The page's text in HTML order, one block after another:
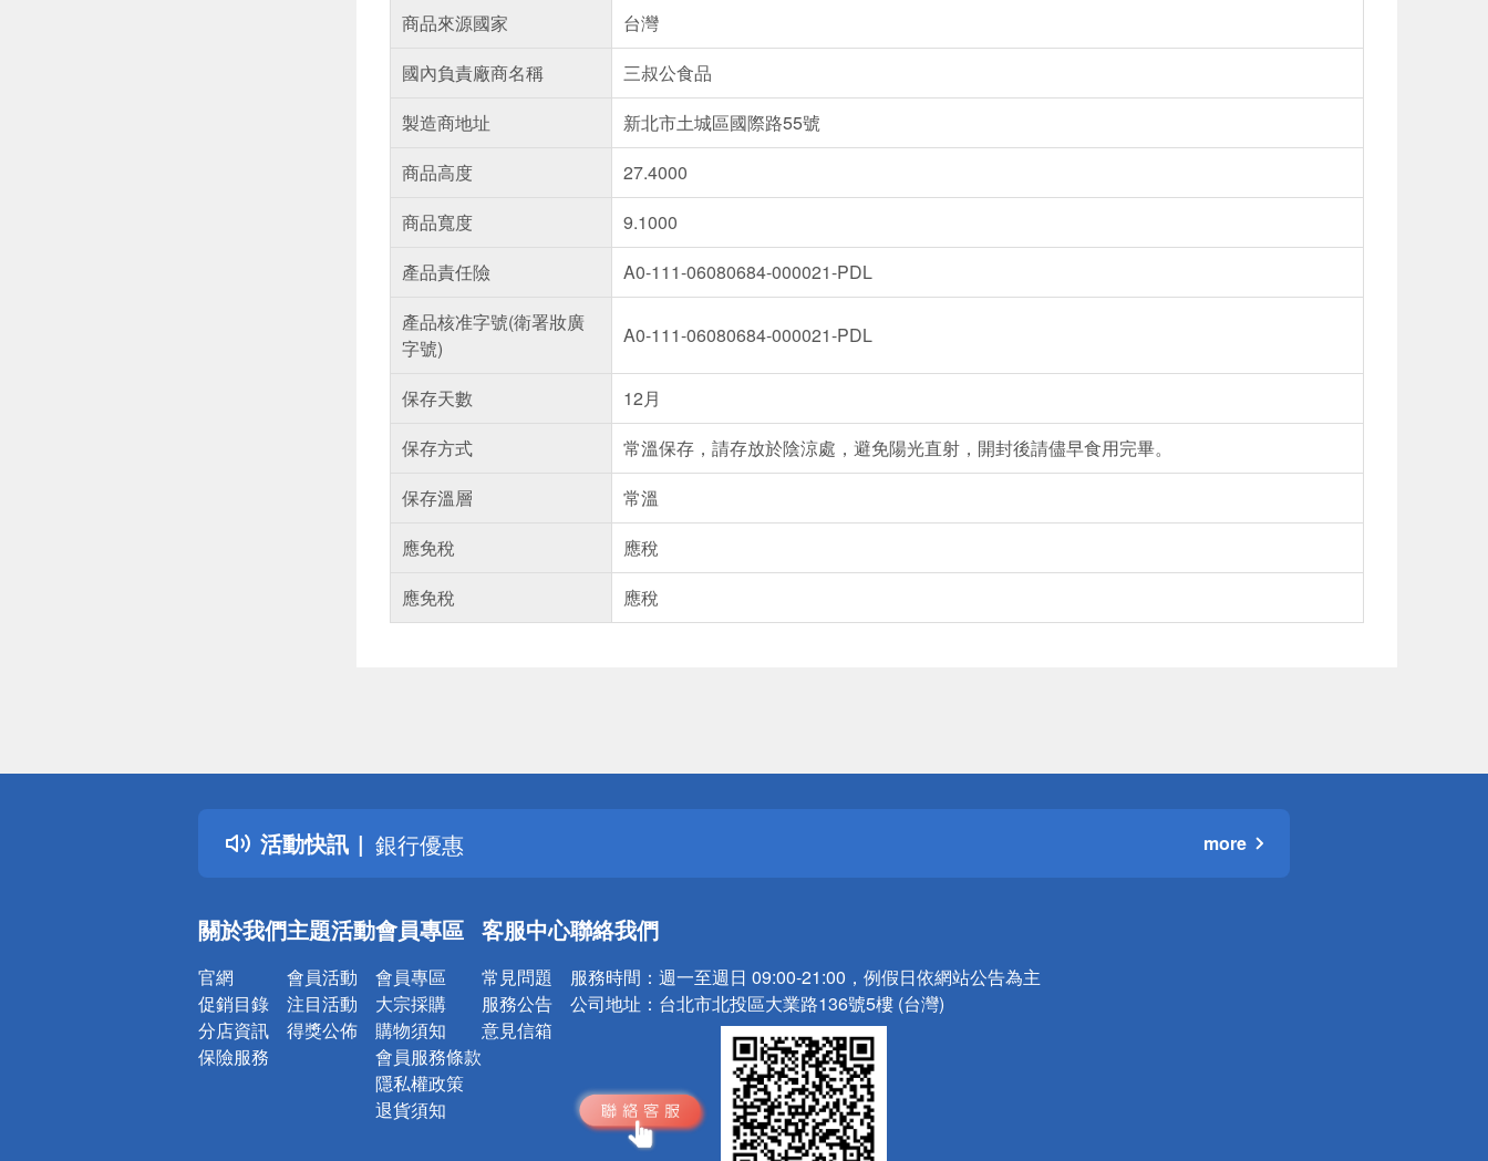
商品來源國家
台灣
國內負責廠商名稱
三叔公食品
製造商地址
新北市土城區國際路55號
商品高度
27.4000
商品寬度
9.1000
產品責任險
A0-111-06080684-000021-PDL
產品核准字號(衛署妝廣
字號)
A0-111-06080684-000021-PDL
保存天數
12月
保存方式
常溫保存，請存放於陰涼處，避免陽光直射，開封後請儘早食用完畢。
保存溫層
常溫
應免稅
應稅
應免稅
應稅
活動快訊
偏遠地區配送
詐騙網頁！請小心！
more
關於我們
官網
促銷目錄
分店資訊
保險服務
主題活動
會員活動
注目活動
得獎公佈
會員專區
會員專區
大宗採購
購物須知
會員服務條款
隱私權政策
退貨須知
客服中心
常見問題
服務公告
意見信箱
聯絡我們
服務時間： 週一至週日 09:00-21:00，例假日依網站公告為主
公司地址： 台北市北投區大業路136號5樓 (台灣)